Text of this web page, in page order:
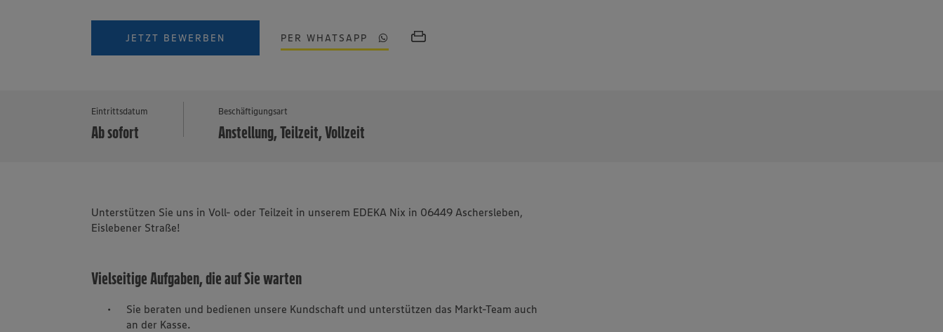
JETZT BEWERBEN PER WHATSAPP
Eintrittsdatum
Ab sofort
Beschäftigungsart
Anstellung, Teilzeit, Vollzeit
Unterstützen Sie uns in Voll- oder Teilzeit in unserem EDEKA Nix in 06449 Aschersleben,
Eislebener Straße!
Vielseitige Aufgaben, die auf Sie warten
Sie beraten und bedienen unsere Kundschaft und unterstützen das Markt-Team auch
an der Kasse.